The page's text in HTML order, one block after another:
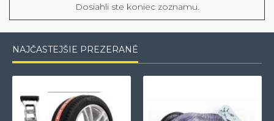
Dosiahli ste koniec zoznamu.
NAJČASTEJŠIE PREZERANÉ